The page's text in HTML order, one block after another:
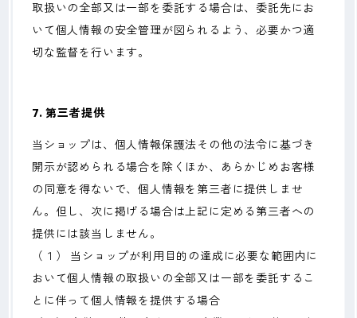
取扱いの全部又は一部を委託する場合は、委託先にお
いて個人情報の安全管理が図られるよう、必要かつ適
切な監督を行います。
7. 第三者提供
当ショップは、個人情報保護法その他の法令に基づき
開示が認められる場合を除くほか、あらかじめお客様
の同意を得ないで、個人情報を第三者に提供しませ
ん。但し、次に掲げる場合は上記に定める第三者への
提供には該当しません。
（１） 当ショップが利用目的の達成に必要な範囲内に
おいて個人情報の取扱いの全部又は一部を委託するこ
とに伴って個人情報を提供する場合